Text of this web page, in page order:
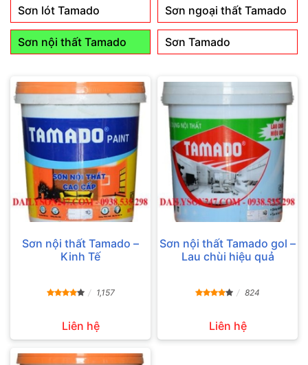
Sơn lót Tamado Sơn ngoại thất Tamado
Sơn nội thất Tamado Sơn Tamado
Sơn nội thất Tamado –
Kinh Tế
1,157
Liên hệ
Sơn nội thất Tamado gol –
Lau chùi hiệu quả
824
Liên hệ